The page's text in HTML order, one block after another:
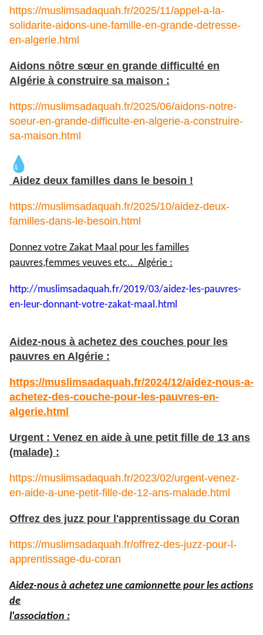
https://muslimsadaquah.fr/2025/11/appel-a-la-
solidarite-aidons-une-famille-en-grande-detresse-
en-algerie.html
Aidons nôtre sœur en grande difficulté en
Algérie à construire sa maison :
https://muslimsadaquah.fr/2025/06/aidons-notre-
soeur-en-grande-difficulte-en-algerie-a-construire-
sa-maison.html
Aidez deux familles dans le besoin !
https://muslimsadaquah.fr/2025/10/aidez-deux-
familles-dans-le-besoin.html
Donnez votre Zakat Maal pour les familles
pauvres,femmes veuves etc.. Algérie :
http://muslimsadaquah.fr/2019/03/aidez-les-pauvres-
en-leur-donnant-votre-zakat-maal.html
Aidez-nous à achetez des couches pour les
pauvres en Algérie :
https://muslimsadaquah.fr/2024/12/aidez-nous-a-
achetez-des-couche-pour-les-pauvres-en-
algerie.html
Urgent : Venez en aide à une petit fille de 13 ans
(malade) :
https://muslimsadaquah.fr/2023/02/urgent-venez-
en-aide-a-une-petit-fille-de-12-ans-malade.html
Offrez des juzz pour l'apprentissage du Coran
https://muslimsadaquah.fr/offrez-des-juzz-pour-l-
apprentissage-du-coran
Aidez-nous à achetez une camionnette pour les actions
de
l'association :